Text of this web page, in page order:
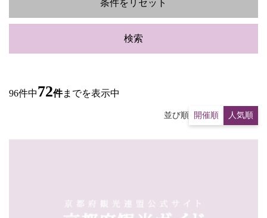
条件をリセット
検索
96件中72件までを表示中
並び順 開催順 人気順